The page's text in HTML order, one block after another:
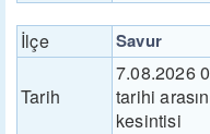
İlçe Savur
Tarih
7.08.2026
tarihi
kesintisi